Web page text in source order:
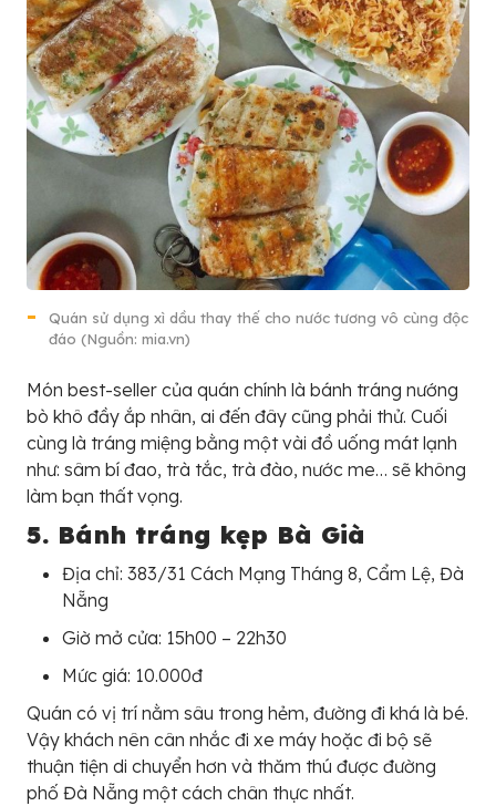
Quán sử dụng xì dầu thay thế cho nước tương vô cùng độc
đáo (Nguồn: mia.vn)
Món best-seller của quán chính là bánh tráng nướng
bò khô đầy ắp nhân, ai đến đây cũng phải thử. Cuối
cùng là tráng miệng bằng một vài đồ uống mát lạnh
như: sâm bí đao, trà tắc, trà đào, nước me… sẽ không
làm bạn thất vọng.
5. Bánh tráng kẹp Bà Già
Địa chỉ: 383/31 Cách Mạng Tháng 8, Cẩm Lệ, Đà
Nẵng
Giờ mở cửa: 15h00 – 22h30
Mức giá: 10.000đ
Quán có vị trí nằm sâu trong hẻm, đường đi khá là bé.
Vậy khách nên cân nhắc đi xe máy hoặc đi bộ sẽ
thuận tiện di chuyển hơn và thăm thú được đường
phố Đà Nẵng một cách chân thực nhất.